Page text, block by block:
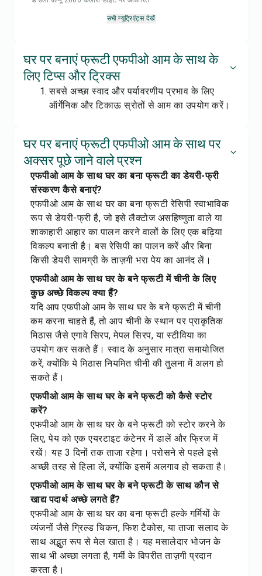
सभी न्यूट्रिएंट्स देखें
घर पर बनाएं फ्रूटी एफपीओ आम के साथ के
लिए टिप्स और ट्रिक्स
सबसे अच्छा स्वाद और पर्यावरणीय प्रभाव के लिए
ऑर्गेनिक और टिकाऊ स्रोतों से आम का उपयोग करें।
घर पर बनाएं फ्रूटी एफपीओ आम के साथ पर
अक्सर पूछे जाने वाले प्रश्न
एफपीओ आम के साथ घर का बना फ्रूटी का डेयरी-फ्री
संस्करण कैसे बनाएं?
एफपीओ आम के साथ घर का बना फ्रूटी रेसिपी स्वाभाविक
रूप से डेयरी-फ्री है, जो इसे लैक्टोज असहिष्णुता वाले या
शाकाहारी आहार का पालन करने वालों के लिए एक बढ़िया
विकल्प बनाती है। बस रेसिपी का पालन करें और बिना
किसी डेयरी सामग्री के ताज़गी भरा पेय का आनंद लें।
एफपीओ आम के साथ घर के बने फ्रूटी में चीनी के लिए
कुछ अच्छे विकल्प क्या हैं?
यदि आप एफपीओ आम के साथ घर के बने फ्रूटी में चीनी
कम करना चाहते हैं, तो आप चीनी के स्थान पर प्राकृतिक
मिठास जैसे एगावे सिरप, मेपल सिरप, या स्टीविया का
उपयोग कर सकते हैं। स्वाद के अनुसार मात्रा समायोजित
करें, क्योंकि ये मिठास नियमित चीनी की तुलना में अलग हो
सकते हैं।
एफपीओ आम के साथ घर के बने फ्रूटी को कैसे स्टोर
करें?
एफपीओ आम के साथ घर के बने फ्रूटी को स्टोर करने के
लिए, पेय को एक एयरटाइट कंटेनर में डालें और फ्रिज में
रखें। यह 3 दिनों तक ताजा रहेगा। परोसने से पहले इसे
अच्छी तरह से हिला लें, क्योंकि इसमें अलगाव हो सकता है।
एफपीओ आम के साथ घर के बने फ्रूटी के साथ कौन से
खाद्य पदार्थ अच्छे लगते हैं?
एफपीओ आम के साथ घर का बना फ्रूटी हल्के गर्मियों के
व्यंजनों जैसे ग्रिल्ड चिकन, फिश टैकोस, या ताजा सलाद के
साथ अद्भुत रूप से मेल खाता है। यह मसालेदार भोजन के
साथ भी अच्छा लगता है, गर्मी के विपरीत ताज़गी प्रदान
करता है।